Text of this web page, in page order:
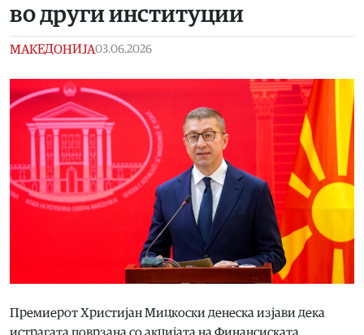
во други институции
МАКЕДОНИЈА03.06.2026
Премиерот Христијан Мицкоски денеска изјави дека
истрагата поврзана со акцијата на Финансиската